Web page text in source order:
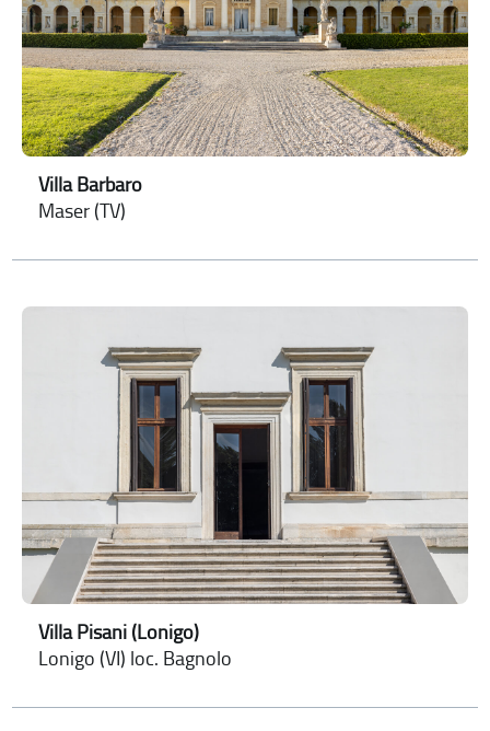
Villa Barbaro
Maser (TV)
Villa Pisani (Lonigo)
Lonigo (VI) loc. Bagnolo